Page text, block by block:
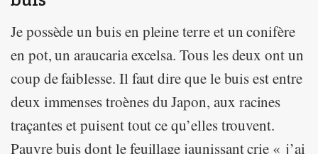
Je possède un buis en pleine terre et un conifère
en pot, un araucaria excelsa. Tous les deux ont un
coup de faiblesse. Il faut dire que le buis est entre
deux immenses troènes du Japon, aux racines
traçantes et puisent tout ce qu’elles trouvent.
Pauvre buis dont le feuillage jaunissant crie « j’ai